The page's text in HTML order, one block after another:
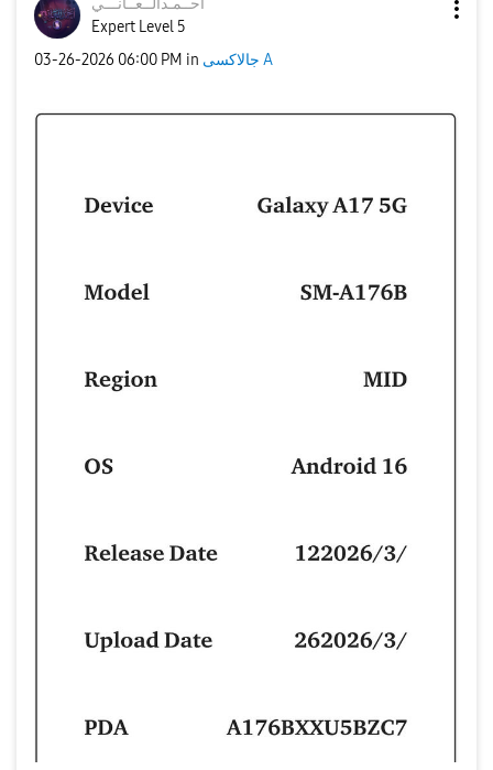
أحــمـدالــعــانـــي
Expert Level 5
‎03-26-2026 06:00 PM in جالاكسى A